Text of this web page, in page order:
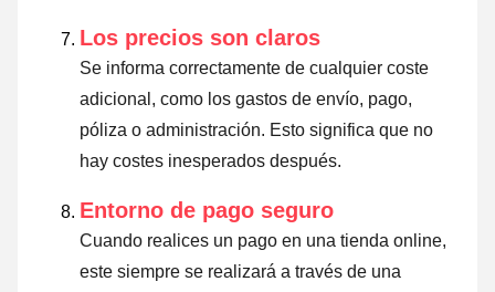
Los precios son claros
Se informa correctamente de cualquier coste
adicional, como los gastos de envío, pago,
póliza o administración. Esto significa que no
hay costes inesperados después.
Entorno de pago seguro
Cuando realices un pago en una tienda online,
este siempre se realizará a través de una